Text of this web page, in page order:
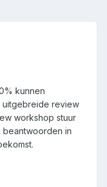
kunnen
uitgebreide review
workshop stuur
beantwoorden in